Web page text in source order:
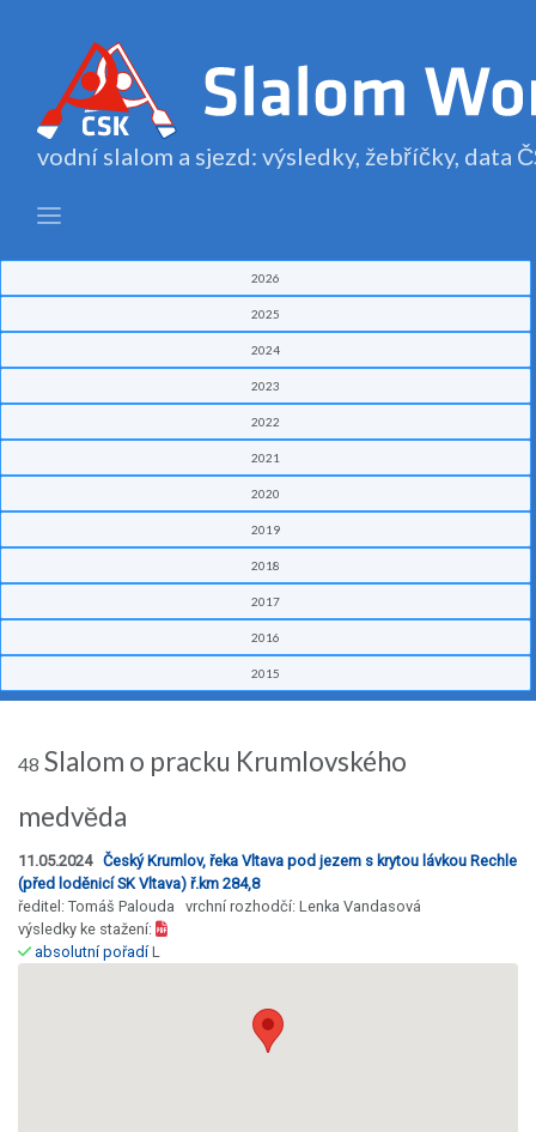
vodní slalom a sjezd: výsledky, žebříčky, data
2026
2025
2024
2023
2022
2021
2020
2019
2018
2017
2016
2015
48 Slalom o pracku Krumlovského
medvěda
11.05.2024 Český Krumlov, řeka Vltava pod jezem s krytou lávkou Rechle
(před loděnicí SK Vltava) ř.km 284,8
ředitel: Tomáš Palouda vrchní rozhodčí: Lenka Vandasová
výsledky ke stažení:
absolutní pořadíL